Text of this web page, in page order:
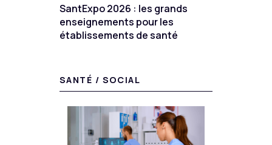
SantExpo 2026 : les grands
enseignements pour les
établissements de santé
SANTÉ / SOCIAL